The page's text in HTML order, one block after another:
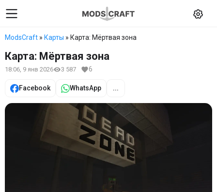
ModsCraft » Карты » Карта: Мёртвая зона
Карта: Мёртвая зона
18:06, 9 янв 2026 3 587 6
Facebook WhatsApp ...